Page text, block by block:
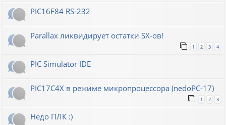
PIC16F84 RS-232
Parallax ликвидирует остатки SX-ов!
1 2 3 4
PIC Simulator IDE
PIC17C4X в режиме микропроцессора (nedoPC-17)
1 2 3
Недо ПЛК :)